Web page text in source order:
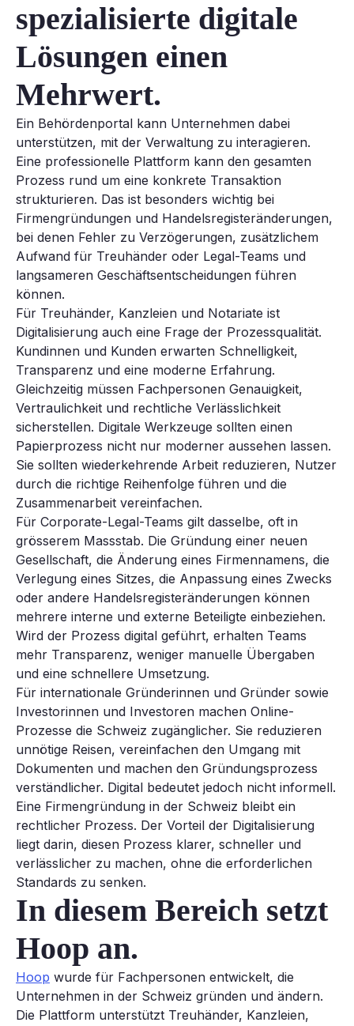
spezialisierte digitale
Lösungen einen
Mehrwert.
Ein Behördenportal kann Unternehmen dabei
unterstützen, mit der Verwaltung zu interagieren.
Eine professionelle Plattform kann den gesamten
Prozess rund um eine konkrete Transaktion
strukturieren. Das ist besonders wichtig bei
Firmengründungen und Handelsregisteränderungen,
bei denen Fehler zu Verzögerungen, zusätzlichem
Aufwand für Treuhänder oder Legal-Teams und
langsameren Geschäftsentscheidungen führen
können.
Für Treuhänder, Kanzleien und Notariate ist
Digitalisierung auch eine Frage der Prozessqualität.
Kundinnen und Kunden erwarten Schnelligkeit,
Transparenz und eine moderne Erfahrung.
Gleichzeitig müssen Fachpersonen Genauigkeit,
Vertraulichkeit und rechtliche Verlässlichkeit
sicherstellen. Digitale Werkzeuge sollten einen
Papierprozess nicht nur moderner aussehen lassen.
Sie sollten wiederkehrende Arbeit reduzieren, Nutzer
durch die richtige Reihenfolge führen und die
Zusammenarbeit vereinfachen.
Für Corporate-Legal-Teams gilt dasselbe, oft in
grösserem Massstab. Die Gründung einer neuen
Gesellschaft, die Änderung eines Firmennamens, die
Verlegung eines Sitzes, die Anpassung eines Zwecks
oder andere Handelsregisteränderungen können
mehrere interne und externe Beteiligte einbeziehen.
Wird der Prozess digital geführt, erhalten Teams
mehr Transparenz, weniger manuelle Übergaben
und eine schnellere Umsetzung.
Für internationale Gründerinnen und Gründer sowie
Investorinnen und Investoren machen Online-
Prozesse die Schweiz zugänglicher. Sie reduzieren
unnötige Reisen, vereinfachen den Umgang mit
Dokumenten und machen den Gründungsprozess
verständlicher. Digital bedeutet jedoch nicht informell.
Eine Firmengründung in der Schweiz bleibt ein
rechtlicher Prozess. Der Vorteil der Digitalisierung
liegt darin, diesen Prozess klarer, schneller und
verlässlicher zu machen, ohne die erforderlichen
Standards zu senken.
In diesem Bereich setzt
Hoop an.
Hoop wurde für Fachpersonen entwickelt, die
Unternehmen in der Schweiz gründen und ändern.
Die Plattform unterstützt Treuhänder, Kanzleien,